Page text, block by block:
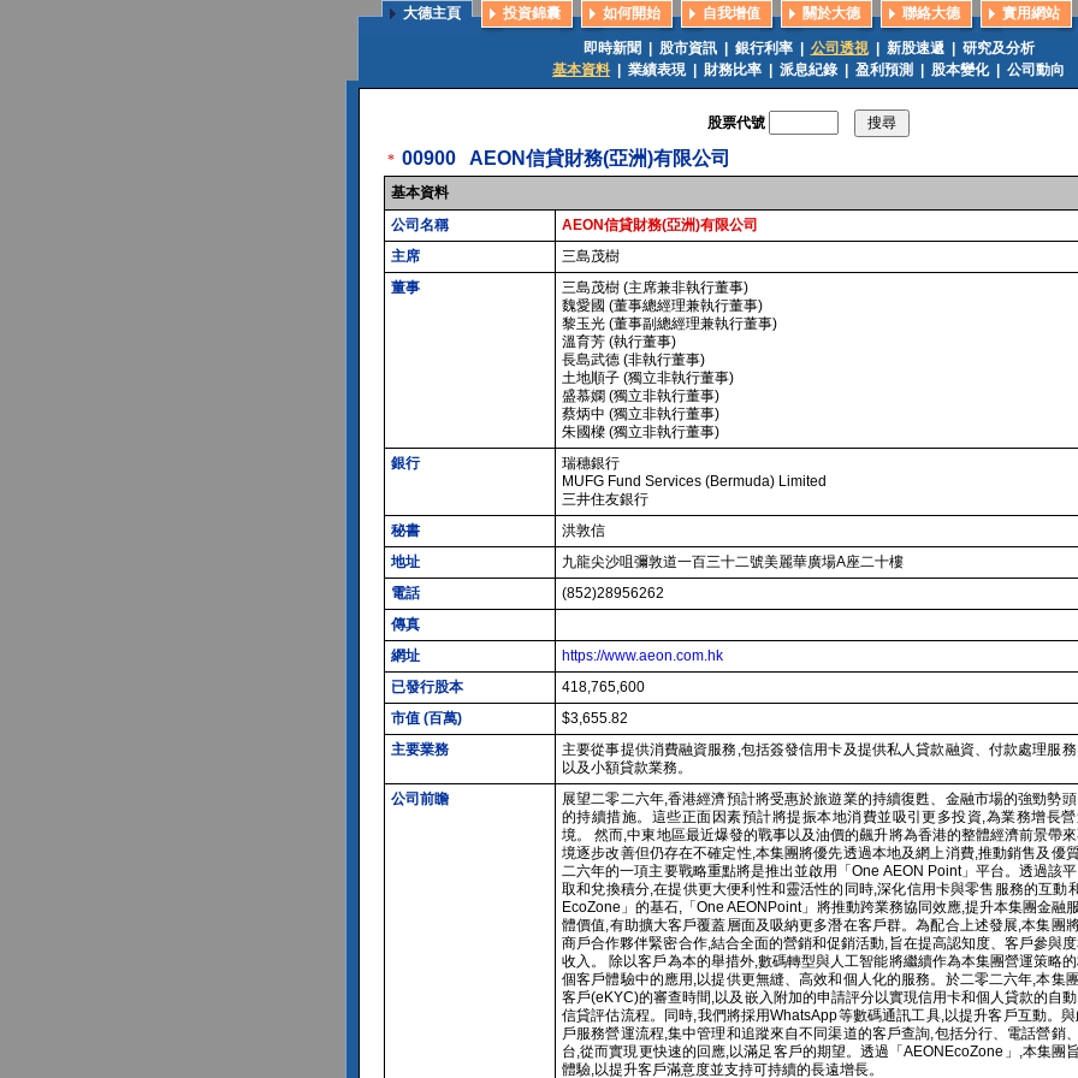
大德主頁 投資錦囊 如何開始 自我增值 關於大德 聯絡大德 實用網站
即時新聞 股市資訊| 銀行利率| 公司透視| 新股速遞| 研究及分析
基本資料
業績表現| 財務比率 派息紀錄 盈利預測 股本變化| 公司動向
股票代號
* 00900 AEON信貸財務(亞洲)有限公司
基本資料
公司名稱
AEON信貸財務(亞洲)有限公司
主席
三島茂樹
董事
三島茂樹 (主席兼非執行董事)
魏愛國 (董事總經理兼執行董事)
黎玉光 (董事副總經理兼執行董事)
溫育芳 (執行董事)
長島武德 (非執行董事)
土地順子 (獨立非執行董事)
盛慕嫻 (獨立非執行董事)
蔡炳中 (獨立非執行董事)
朱國樑 (獨立非執行董事)
銀行
瑞穗銀行
MUFG Fund Services (Bermuda) Limited
三井住友銀行
秘書
洪敦信
地址
九龍尖沙咀彌敦道一百三十二號美麗華廣場A座二十樓
電話
(852)28956262
傳真
網址
https://www.aeon.com.hk
已發行股本
418,765,600
市值 (百萬)
$3,655.82
主要業務
主要從事提供消費融資服務,包括簽發信用卡及提供私人貸款融資、付款處理服
以及小額貸款業務。
公司前瞻
展望二零二六年,香港經濟預計將受惠於旅遊業的持續復甦、金融市場的強勁勢
的持續措施。這些正面因素預計將提振本地消費並吸引更多投資,為業務增長
境。 然而,中東地區最近爆發的戰事以及油價的飆升將為香港的整體經濟前景帶
境逐步改善但仍存在不確定性,本集團將優先透過本地及網上消費,推動銷售及優
二六年的一項主要戰略重點將是推出並啟用「One AEON Point」平台。透過該
取和兌換積分,在提供更大便利性和靈活性的同時,深化信用卡與零售服務的互動
EcoZone」的基石,「One AEONPoint」將推動跨業務協同效應,提升本集團金融
體價值,有助擴大客戶覆蓋層面及吸納更多潛在客戶群。為配合上述發展,本集團
商戶合作夥伴緊密合作,結合全面的營銷和促銷活動,旨在提高認知度、客戶參與
收入。 除以客戶為本的舉措外,數碼轉型與人工智能將繼續作為本集團營運策略
個客戶體驗中的應用,以提供更無縫、高效和個人化的服務。於二零二六年,本集
客戶(eKYC)的審查時間,以及嵌入附加的申請評分以實現信用卡和個人貸款的自
信貸評估流程。同時,我們將採用WhatsApp等數碼通訊工具,以提升客戶互動。
戶服務營運流程,集中管理和追蹤來自不同渠道的客戶查詢,包括分行、電話營銷
台,從而實現更快速的回應,以滿足客戶的期望。透過「AEONEcoZone」,本集團
體驗,以提升客戶滿意度並支持可持續的長遠增長。